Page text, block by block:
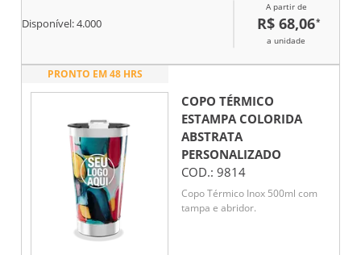
Disponível:4.000
A partir de
R$ 68,06*
a unidade
PRONTO EM 48 HRS
COPO TÉRMICO
ESTAMPA COLORIDA
ABSTRATA
PERSONALIZADO
COD.: 9814
Copo Térmico Inox 500ml com
tampa e abridor.